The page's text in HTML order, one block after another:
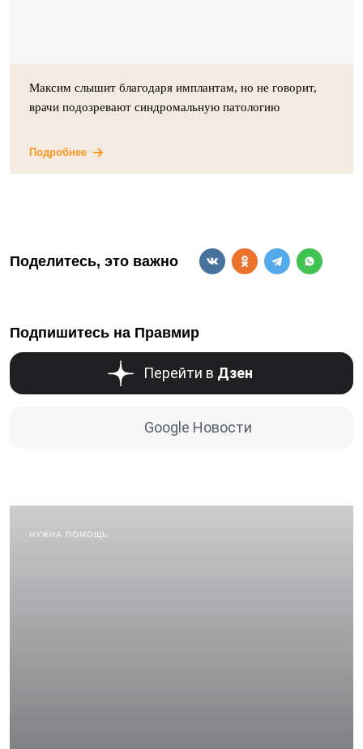
Максим слышит благодаря имплантам, но не говорит,
врачи подозревают синдромальную патологию
Подробнее
Поделитесь, это важно
Подпишитесь на Правмир
Перейти в Дзен
Google Новости
НУЖНА ПОМОЩЬ